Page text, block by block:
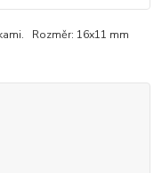
Rozměr: 16x11 mm